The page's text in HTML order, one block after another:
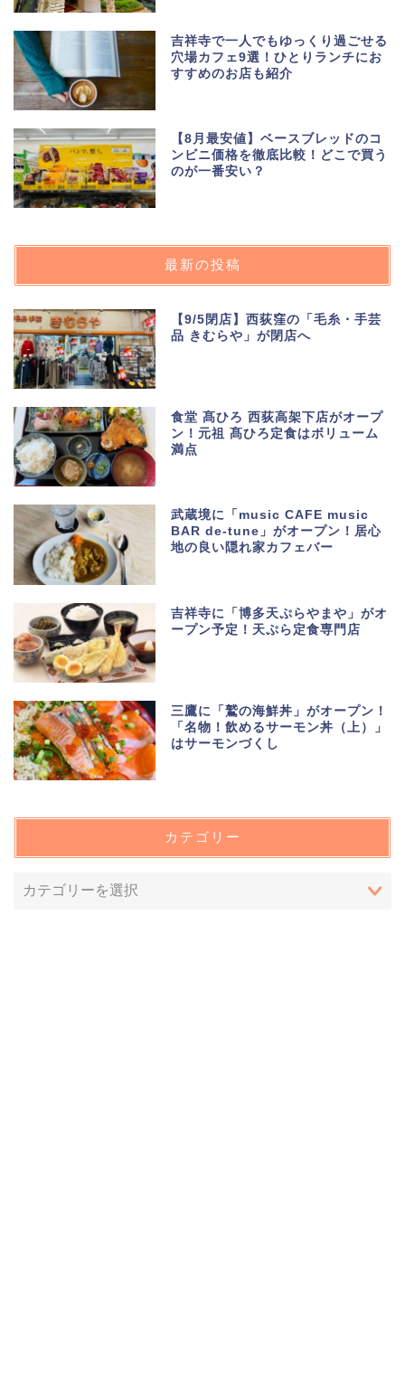
吉祥寺で一人でもゆっくり過ごせる
穴場カフェ9選！ひとりランチにお
すすめのお店も紹介
【8月最安値】ベースブレッドのコ
ンビニ価格を徹底比較！どこで買う
のが一番安い？
最新の投稿
【9/5閉店】西荻窪の「毛糸・手芸
品 きむらや」が閉店へ
食堂 髙ひろ 西荻高架下店がオープ
ン！元祖 髙ひろ定食はボリューム
満点
武蔵境に「music CAFE music
BAR de-tune」がオープン！居心
地の良い隠れ家カフェバー
吉祥寺に「博多天ぷらやまや」がオ
ープン予定！天ぷら定食専門店
三鷹に「鷲の海鮮丼」がオープン！
「名物！飲めるサーモン丼（上）」
はサーモンづくし
カテゴリー